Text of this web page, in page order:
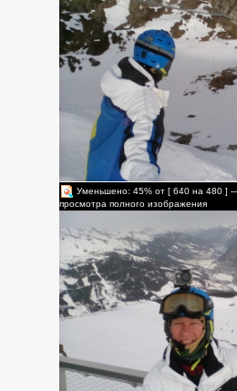
Уменьшено: 45% от [ 640 на 480 ]
просмотра полного изображения